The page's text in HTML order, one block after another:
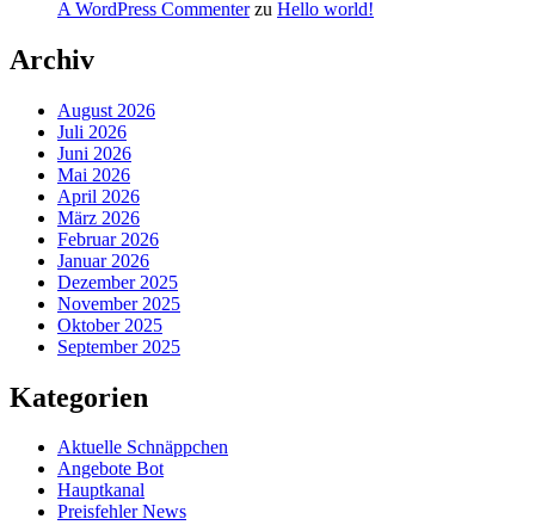
A WordPress Commenterzu Hello world!
Archiv
August 2026
Juli 2026
Juni 2026
Mai 2026
April 2026
März 2026
Februar 2026
Januar 2026
Dezember 2025
November 2025
Oktober 2025
September 2025
Kategorien
Aktuelle Schnäppchen
Angebote Bot
Hauptkanal
Preisfehler News